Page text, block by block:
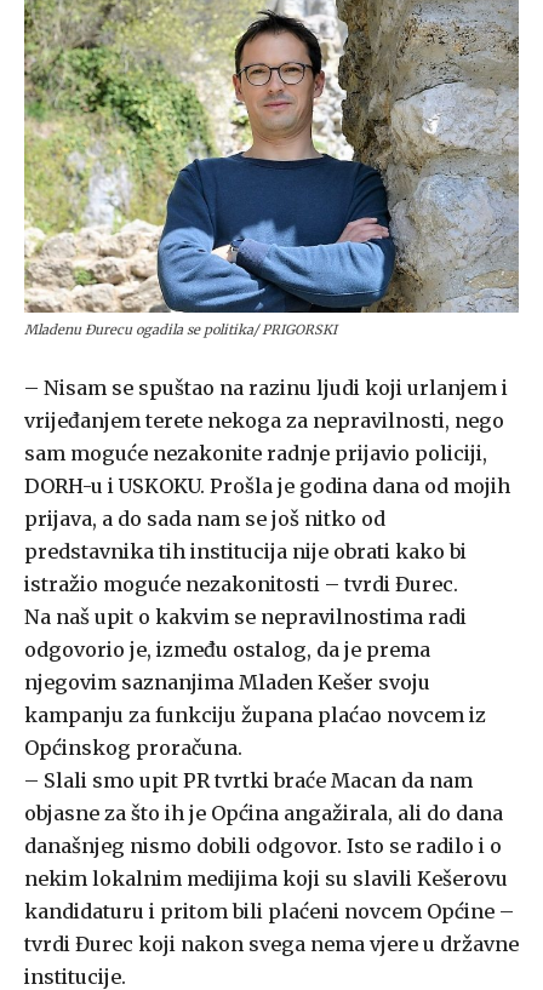
Mladenu Đurecu ogadila se politika/ PRIGORSKI
– Nisam se spuštao na razinu ljudi koji urlanjem i
vrijeđanjem terete nekoga za nepravilnosti, nego
sam moguće nezakonite radnje prijavio policiji,
DORH-u i USKOKU. Prošla je godina dana od mojih
prijava, a do sada nam se još nitko od
predstavnika tih institucija nije obrati kako bi
istražio moguće nezakonitosti – tvrdi Đurec.
Na naš upit o kakvim se nepravilnostima radi
odgovorio je, između ostalog, da je prema
njegovim saznanjima Mladen Kešer svoju
kampanju za funkciju župana plaćao novcem iz
Općinskog proračuna.
– Slali smo upit PR tvrtki braće Macan da nam
objasne za što ih je Općina angažirala, ali do dana
današnjeg nismo dobili odgovor. Isto se radilo i o
nekim lokalnim medijima koji su slavili Kešerovu
kandidaturu i pritom bili plaćeni novcem Općine –
tvrdi Đurec koji nakon svega nema vjere u državne
institucije.